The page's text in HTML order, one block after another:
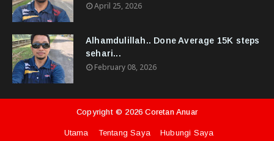
April 25, 2026
Alhamdulillah.. Done Average 15K steps
sehari...
February 08, 2026
Copyright © 2026Coretan Anuar
Utama Tentang Saya Hubungi Saya